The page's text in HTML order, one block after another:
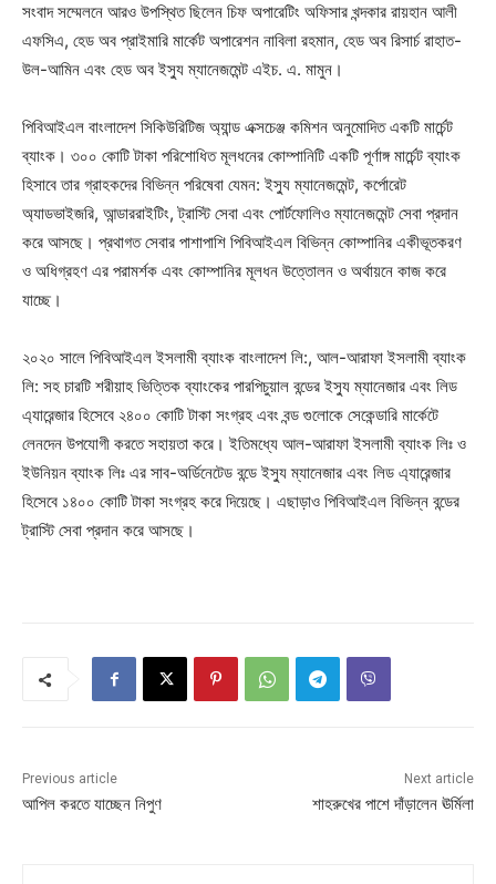
সংবাদ সম্মেলনে আরও উপস্থিত ছিলেন চিফ অপারেটিং অফিসার খন্দকার রায়হান আলী
এফসিএ, হেড অব প্রাইমারি মার্কেট অপারেশন নাবিলা রহমান, হেড অব রিসার্চ রাহাত-
উল-আমিন এবং হেড অব ইস্যু ম্যানেজমেন্ট এইচ. এ. মামুন।
পিবিআইএল বাংলাদেশ সিকিউরিটিজ অ্যান্ড এক্সচেঞ্জ কমিশন অনুমোদিত একটি মার্চেন্ট
ব্যাংক। ৩০০ কোটি টাকা পরিশোধিত মূলধনের কোম্পানিটি একটি পূর্ণাঙ্গ মার্চেন্ট ব্যাংক
হিসাবে তার গ্রাহকদের বিভিন্ন পরিষেবা যেমন: ইস্যু ম্যানেজমেন্ট, কর্পোরেট
অ্যাডভাইজরি, আন্ডাররাইটিং, ট্রাস্টি সেবা এবং পোর্টফোলিও ম্যানেজমেন্ট সেবা প্রদান
করে আসছে। প্রথাগত সেবার পাশাপাশি পিবিআইএল বিভিন্ন কোম্পানির একীভূতকরণ
ও অধিগ্রহণ এর পরামর্শক এবং কোম্পানির মূলধন উত্তোলন ও অর্থায়নে কাজ করে
যাচ্ছে।
২০২০ সালে পিবিআইএল ইসলামী ব্যাংক বাংলাদেশ লি:, আল-আরাফা ইসলামী ব্যাংক
লি: সহ চারটি শরীয়াহ ভিত্তিক ব্যাংকের পারপিচুয়াল বন্ডের ইস্যু ম্যানেজার এবং লিড
এ্যারেন্জার হিসেবে ২৪০০ কোটি টাকা সংগ্রহ এবং বন্ড গুলোকে সেকেন্ডারি মার্কেটে
লেনদেন উপযোগী করতে সহায়তা করে। ইতিমধ্যে আল-আরাফা ইসলামী ব্যাংক লিঃ ও
ইউনিয়ন ব্যাংক লিঃ এর সাব-অর্ডিনেটেড বন্ডে ইস্যু ম্যানেজার এবং লিড এ্যারেন্জার
হিসেবে ১৪০০ কোটি টাকা সংগ্রহ করে দিয়েছে। এছাড়াও পিবিআইএল বিভিন্ন বন্ডের
ট্রাস্টি সেবা প্রদান করে আসছে।
Previous article
আপিল করতে যাচ্ছেন নিপুণ
Next article
শাহরুখের পাশে দাঁড়ালেন ঊর্মিলা